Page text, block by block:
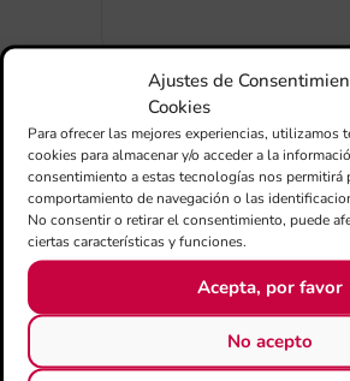
Ajustes de
Cookies
Para ofrecer las mejores experiencias, utilizamos
cookies para almacenar y/o acceder a la
consentimiento a estas tecnologías nos permitirá
comportamiento de navegación o las
No consentir o retirar el consentimiento, puede
ciertas características y funciones.
Acepta, por favor
No acepto
+ Añadir a Google